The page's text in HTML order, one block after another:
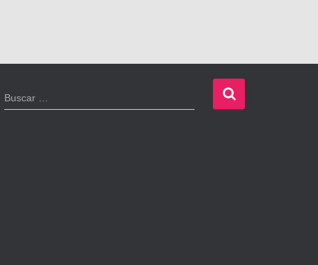
B
u
Buscar …